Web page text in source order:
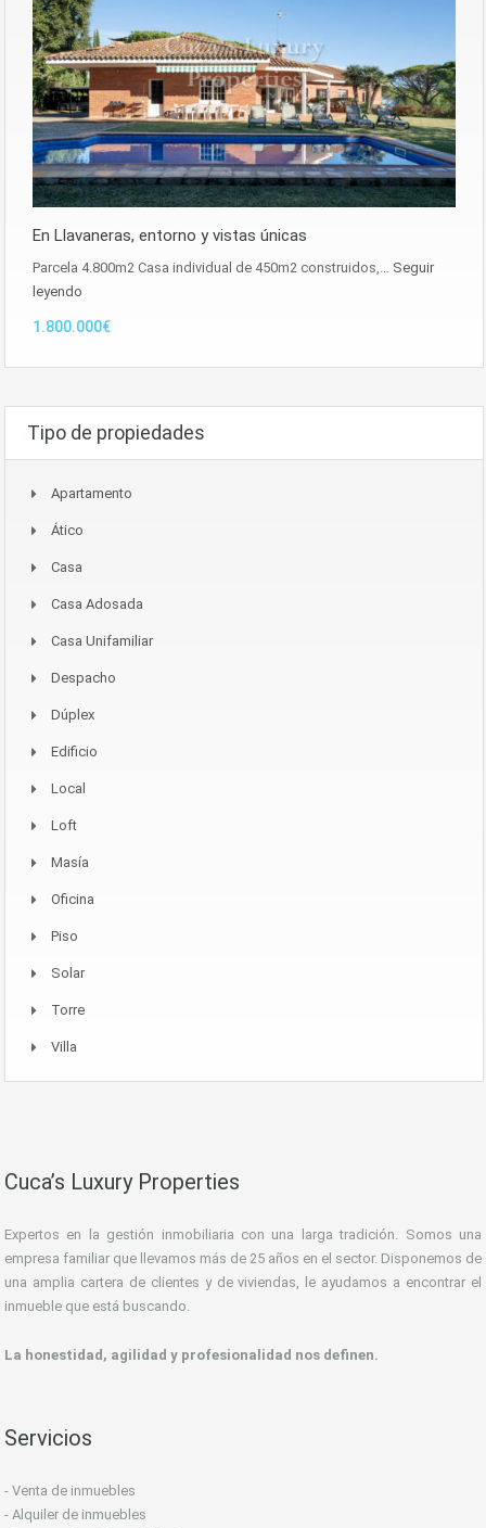
En Llavaneras, entorno y vistas únicas
Parcela 4.800m2 Casa individual de 450m2 construidos,… Seguir
leyendo
1.800.000€
Tipo de propiedades
Apartamento
Ático
Casa
Casa Adosada
Casa Unifamiliar
Despacho
Dúplex
Edificio
Local
Loft
Masía
Oficina
Piso
Solar
Torre
Villa
Cuca’s Luxury Properties
Expertos en la gestión inmobiliaria con una larga tradición. Somos una
empresa familiar que llevamos más de 25 años en el sector. Disponemos de
una amplia cartera de clientes y de viviendas, le ayudamos a encontrar el
inmueble que está buscando.
La honestidad, agilidad y profesionalidad nos definen.
Servicios
- Venta de inmuebles
- Alquiler de inmuebles